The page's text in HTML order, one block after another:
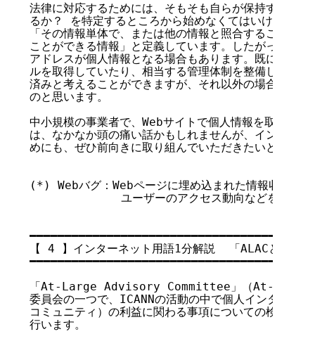
法律に対応するためには、そもそも自らが保持する個
るか？ を特定するところから始めなくてはいけません
「その情報単体で、または他の情報と照合することで
ことができる情報」と定義しています。したがって、
アドレスが個人情報となる場合もあります。既に個人
ルを取得していたり、相当する管理体制を整備してい
済みと考えることができますが、それ以外の場合は相
のと思います。
中小規模の事業者で、Webサイトで個人情報を取り扱っ
は、なかなか頭の痛い話かもしれませんが、インター
めにも、ぜひ前向きに取り組んでいただきたいところで
(*) Webバグ：Webページに埋め込まれた情報収集用
ユーザーのアクセス動向などを収集す
━━━━━━━━━━━━━━━━━━━━━━━━━━━━━━━━━━━
【 4 】インターネット用語1分解説  「ALACとは」
━━━━━━━━━━━━━━━━━━━━━━━━━━━━━━━━━━━
「At-Large Advisory Committee」（At-Large諮
委員会の一つで、ICANNの活動の中で個人インターネ
コミュニティ）の利益に関わる事項についての検討、
行います。